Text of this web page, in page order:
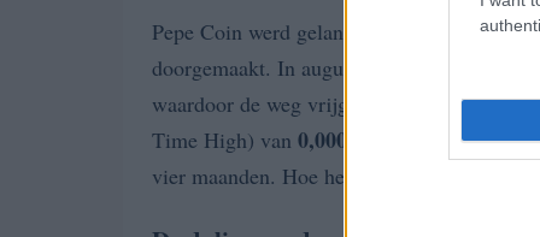
Pepe Coin werd gelanceerd in de lente van
doorgemaakt. In augustus 2024 bereikte de
waardoor de weg vrijgemaakt werd voor
Time High) van 0,000028364 USDTin
vier maanden. Hoe heeft Pepe Coin deze